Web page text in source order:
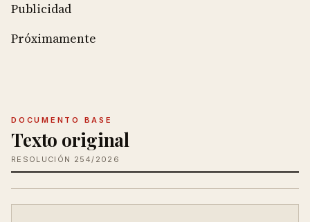
Publicidad
Próximamente
DOCUMENTO BASE
Texto original
RESOLUCIÓN 254/2026